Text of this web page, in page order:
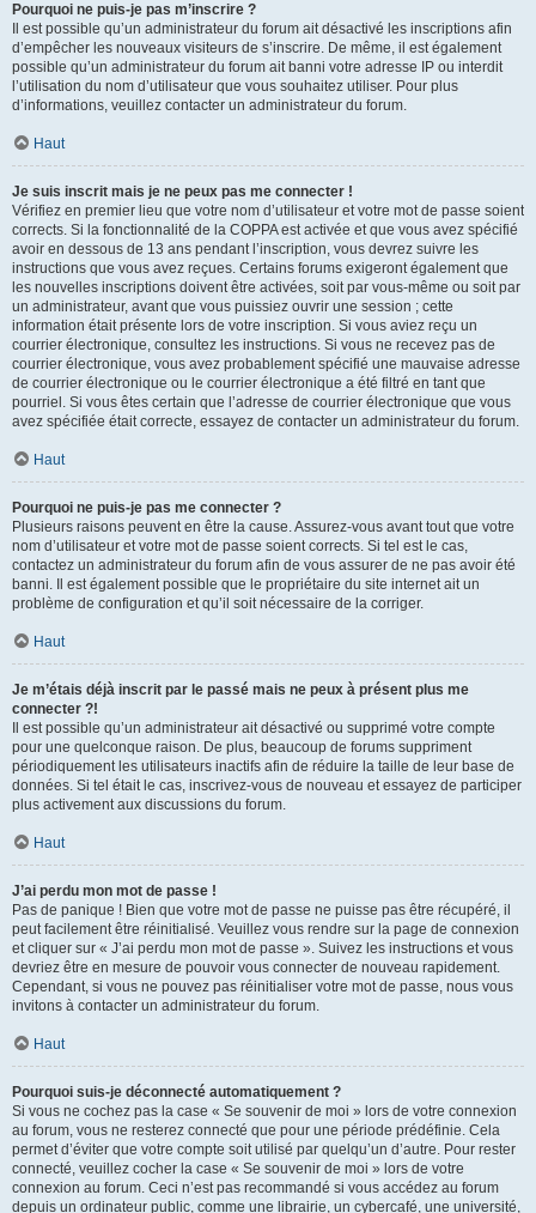
Pourquoi ne puis-je pas m’inscrire ?
Il est possible qu’un administrateur du forum ait désactivé les inscriptions afin
d’empêcher les nouveaux visiteurs de s’inscrire. De même, il est également
possible qu’un administrateur du forum ait banni votre adresse IP ou interdit
l’utilisation du nom d’utilisateur que vous souhaitez utiliser. Pour plus
d’informations, veuillez contacter un administrateur du forum.
Haut
Je suis inscrit mais je ne peux pas me connecter !
Vérifiez en premier lieu que votre nom d’utilisateur et votre mot de passe soient
corrects. Si la fonctionnalité de la COPPA est activée et que vous avez spécifié
avoir en dessous de 13 ans pendant l’inscription, vous devrez suivre les
instructions que vous avez reçues. Certains forums exigeront également que
les nouvelles inscriptions doivent être activées, soit par vous-même ou soit par
un administrateur, avant que vous puissiez ouvrir une session ; cette
information était présente lors de votre inscription. Si vous aviez reçu un
courrier électronique, consultez les instructions. Si vous ne recevez pas de
courrier électronique, vous avez probablement spécifié une mauvaise adresse
de courrier électronique ou le courrier électronique a été filtré en tant que
pourriel. Si vous êtes certain que l’adresse de courrier électronique que vous
avez spécifiée était correcte, essayez de contacter un administrateur du forum.
Haut
Pourquoi ne puis-je pas me connecter ?
Plusieurs raisons peuvent en être la cause. Assurez-vous avant tout que votre
nom d’utilisateur et votre mot de passe soient corrects. Si tel est le cas,
contactez un administrateur du forum afin de vous assurer de ne pas avoir été
banni. Il est également possible que le propriétaire du site internet ait un
problème de configuration et qu’il soit nécessaire de la corriger.
Haut
Je m’étais déjà inscrit par le passé mais ne peux à présent plus me
connecter ?!
Il est possible qu’un administrateur ait désactivé ou supprimé votre compte
pour une quelconque raison. De plus, beaucoup de forums suppriment
périodiquement les utilisateurs inactifs afin de réduire la taille de leur base de
données. Si tel était le cas, inscrivez-vous de nouveau et essayez de participer
plus activement aux discussions du forum.
Haut
J’ai perdu mon mot de passe !
Pas de panique ! Bien que votre mot de passe ne puisse pas être récupéré, il
peut facilement être réinitialisé. Veuillez vous rendre sur la page de connexion
et cliquer sur « J’ai perdu mon mot de passe ». Suivez les instructions et vous
devriez être en mesure de pouvoir vous connecter de nouveau rapidement.
Cependant, si vous ne pouvez pas réinitialiser votre mot de passe, nous vous
invitons à contacter un administrateur du forum.
Haut
Pourquoi suis-je déconnecté automatiquement ?
Si vous ne cochez pas la case « Se souvenir de moi » lors de votre connexion
au forum, vous ne resterez connecté que pour une période prédéfinie. Cela
permet d’éviter que votre compte soit utilisé par quelqu’un d’autre. Pour rester
connecté, veuillez cocher la case « Se souvenir de moi » lors de votre
connexion au forum. Ceci n’est pas recommandé si vous accédez au forum
depuis un ordinateur public, comme une librairie, un cybercafé, une université,